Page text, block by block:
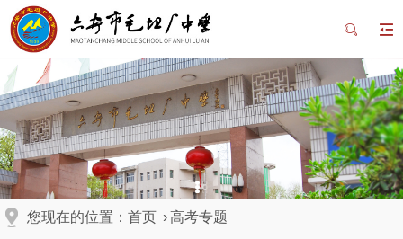
您现在的位置： 首页 ›高考专题